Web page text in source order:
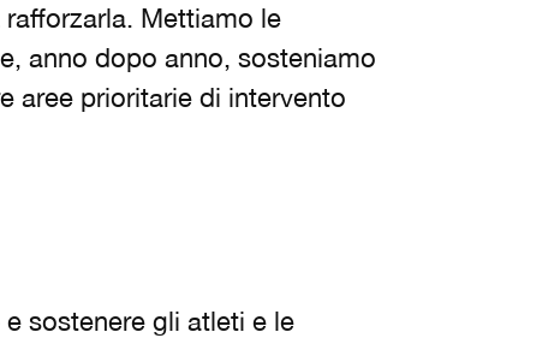
Mettiamo le
anno dopo anno, sosteniamo
aree prioritarie di intervento
sostenere gli atleti e le